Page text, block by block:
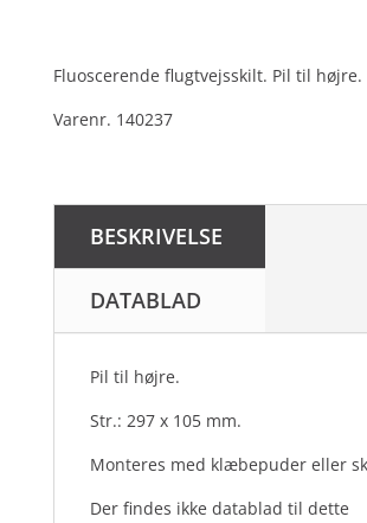
Fluoscerende flugtvejsskilt. Pil til højre.
Varenr. 140237
BESKRIVELSE
DATABLAD
Pil til højre.
Str.: 297 x 105 mm.
Monteres med klæbepuder eller
Der findes ikke datablad til dette